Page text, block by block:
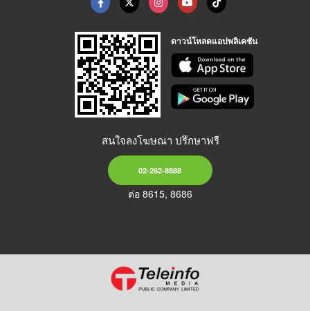
ดาวน์โหลดแอปพลิเคชัน
สนใจลงโฆษณา ปรึกษาฟรี
02-262-8888
ต่อ 8615, 8686